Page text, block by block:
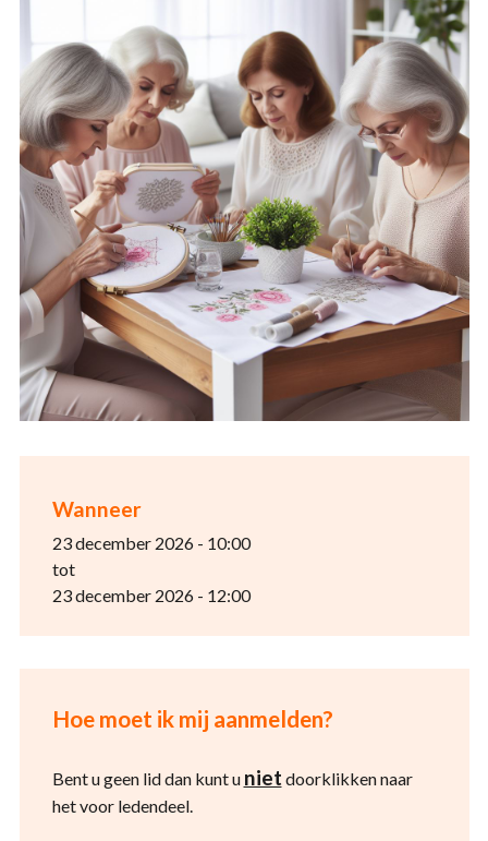
Wanneer
23 december 2026 - 10:00
tot
23 december 2026 - 12:00
Hoe moet ik mij aanmelden?
Bent u geen lid dan kunt u niet doorklikken naar
het voor ledendeel.